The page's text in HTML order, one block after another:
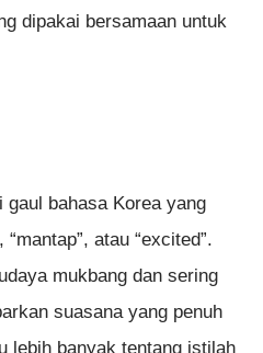
dipakai bersamaan untuk
gaul bahasa Korea yang
atau “excited”.
mukbang dan sering
suasana yang penuh
lebih banyak tentang istilah